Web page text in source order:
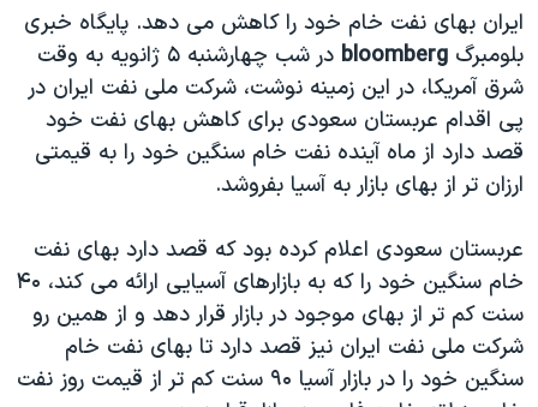
به
جستجو
گزیده‌ها
ویژه برنامه‌ها
ویدیوها
فرهنگ و زندگی
حقوق شهروندی
علم و فناوری
اسرائیل در جنگ
گالری عکس
عملیات خشم حماسی
۲۵۰سالگی آمریکا
بایگانی برنامه‌های تلویزیونی
مستندها
انتخابات ریاست جمهوری آمریکا ۲۰۲۴
رمز مهسا
ورزش زنان در ایران
اعتراضات زن، زندگی، آزادی
پخش رادیویی
یادگیری زبان انگلیسی
دنبال کنید
زبانهای مختلف
ایران بهای نفت خام خود را کاهش می دهد. پایگاه خبری
بلومبرگ bloomberg
در شب چهارشنبه ۵ ژانویه به وقت
شرق آمریکا، در این زمینه نوشت، شرکت ملی نفت ایران در
پی اقدام عربستان سعودی برای کاهش بهای نفت خود
قصد دارد از ماه آینده نفت خام سنگین خود را به قیمتی
ارزان تر از بهای بازار به آسیا بفروشد.
عربستان سعودی اعلام کرده بود که قصد دارد بهای نفت
خام سنگین خود را که به بازارهای آسیایی ارائه می کند، ۴۰
سنت کم تر از بهای موجود در بازار قرار دهد و از همین رو
شرکت ملی نفت ایران نیز قصد دارد تا بهای نفت خام
سنگین خود را در بازار آسیا ۹۰ سنت کم تر از قیمت روز نفت